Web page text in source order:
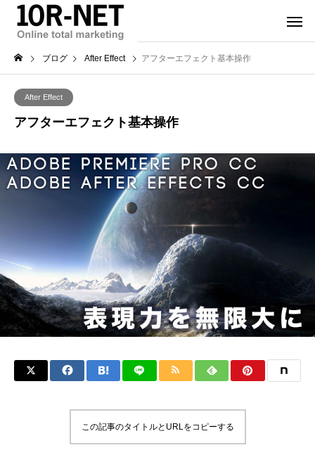
ブログ After Effect アフターエフェクト基本操作
After Effect
アフターエフェクト基本操作
この記事のタイトルとURLをコピーする